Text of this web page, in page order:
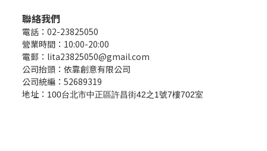
聯絡我們
電話：02-23825050
營業時間：10:00-20:00
電郵：lita23825050@gmail.com
公司抬頭：依靠創意有限公司
公司統編：52689319
地址： 100台北市中正區許昌街42之1號7樓702室